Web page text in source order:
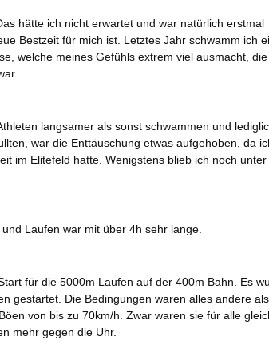
hätte ich nicht erwartet und war natürlich erstmal
Bestzeit für mich ist. Letztes Jahr schwamm ich
welche meines Gefühls extrem viel ausmacht, die
langsamer als sonst schwammen und
war die Enttäuschung etwas aufgehoben, da
im Elitefeld hatte. Wenigstens blieb ich noch
Laufen war mit über 4h sehr lange.
für die 5000m Laufen auf der 400m Bahn. Es
gestartet. Die Bedingungen waren alles andere als
von bis zu 70km/h. Zwar waren sie für alle
mehr gegen die Uhr.